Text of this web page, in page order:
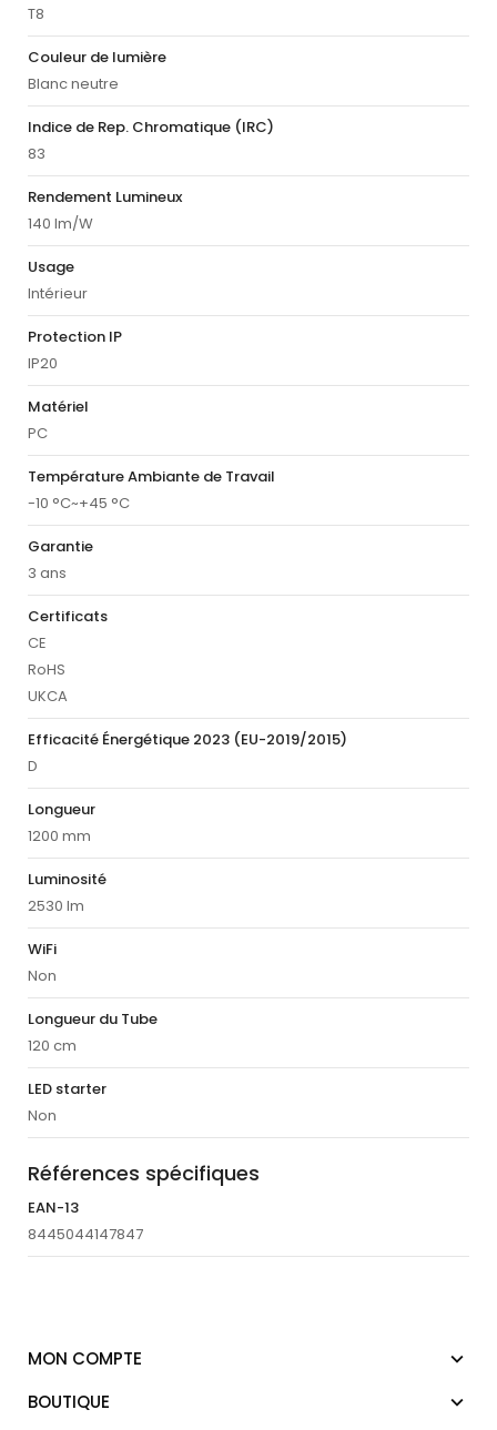
T8
Couleur de lumière
Blanc neutre
Indice de Rep. Chromatique (IRC)
83
Rendement Lumineux
140 lm/W
Usage
Intérieur
Protection IP
IP20
Matériel
PC
Température Ambiante de Travail
-10 °C~+45 °C
Garantie
3 ans
Certificats
CE
RoHS
UKCA
Efficacité Énergétique 2023 (EU-2019/2015)
D
Longueur
1200 mm
Luminosité
2530 lm
WiFi
Non
Longueur du Tube
120 cm
LED starter
Non
Références spécifiques
EAN-13
8445044147847
MON COMPTE
BOUTIQUE